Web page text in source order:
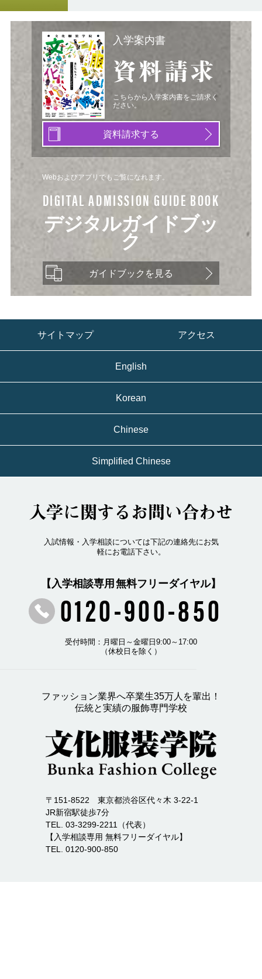
入学案内書
資料請求
こちらから入学案内書をご請求く
ださい。
資料請求する
Webおよびアプリでもご覧になれます。
DIGITAL ADMISSION GUIDE BOOK
デジタルガイドブッ
ク
ガイドブックを見る
サイトマップ アクセス
English
Korean
Chinese
Simplified Chinese
入学に関するお問い合わせ
入試情報・入学相談については下記の連絡先にお気
軽にお電話下さい。
0120-900-850
【入学相談専用 無料フリーダイヤル】
受付時間：月曜日～金曜日9:00～17:00
（休校日を除く）
ファッション業界へ卒業生35万人を輩出！
伝統と実績の服飾専門学校
〒151-8522 東京都渋谷区代々木 3-22-1
JR新宿駅徒歩7分
TEL. 03-3299-2211（代表）
【入学相談専用 無料フリーダイヤル】
TEL. 0120-900-850